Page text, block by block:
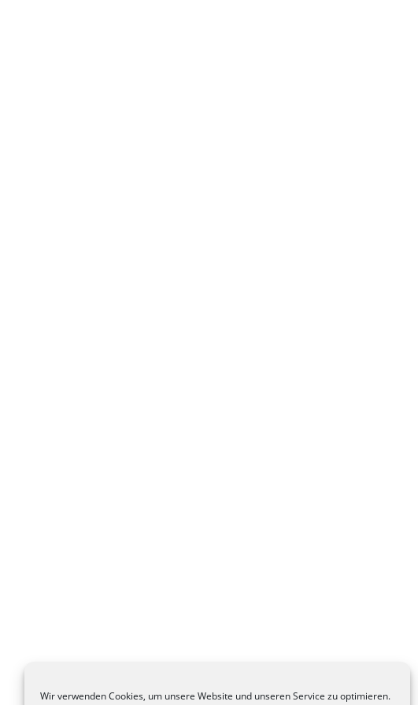
Wir verwenden Cookies, um unsere Website und unseren Service zu optimieren.